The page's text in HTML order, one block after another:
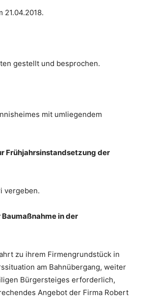
21.04.2018.
gestellt und besprochen.
mit umliegendem
Frühjahrsinstandsetzung der
vergeben.
in der
zu ihrem Firmengrundstück in
am Bahnübergang, weiter
Bürgersteiges erforderlich,
Angebot der Firma Robert